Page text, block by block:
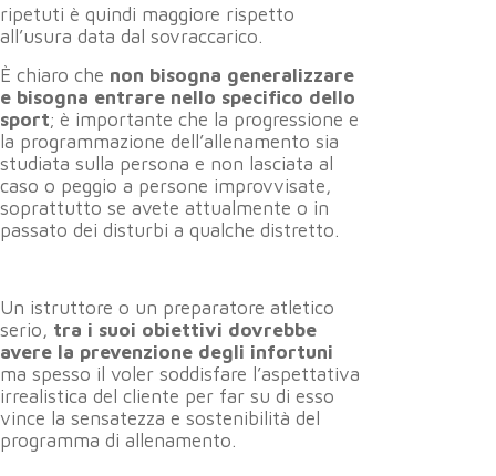
ripetuti è quindi maggiore rispetto
all’usura data dal sovraccarico.
È chiaro che non bisogna generalizzare
e bisogna entrare nello specifico dello
sport; è importante che la progressione e
la programmazione dell’allenamento sia
studiata sulla persona e non lasciata al
caso o peggio a persone improvvisate,
soprattutto se avete attualmente o in
passato dei disturbi a qualche distretto.
Un istruttore o un preparatore atletico
serio, tra i suoi obiettivi dovrebbe
avere la prevenzione degli infortuni
ma spesso il voler soddisfare l’aspettativa
irrealistica del cliente per far su di esso
vince la sensatezza e sostenibilità del
programma di allenamento.